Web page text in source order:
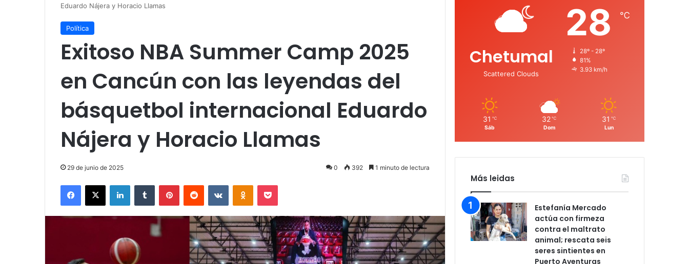
Eduardo Nájera y Horacio Llamas
Política
Exitoso NBA Summer Camp 2025
en Cancún con las leyendas del
básquetbol internacional Eduardo
Nájera y Horacio Llamas
29 de junio de 2025 0 392 1 minuto de lectura
Facebook
X LinkedInTumblr PinterestReddit VKontakteOdnoklassniki
Pocket
Chetumal
Scattered Clouds
28 ℃
28º - 28º
81%
3.93 km/h
31 ℃
Sáb
32 ℃
Dom
31 ℃
Lun
Más leidas
Estefanía Mercado
actúa con firmeza
contra el maltrato
animal; rescata seis
seres sintientes en
Puerto Aventuras